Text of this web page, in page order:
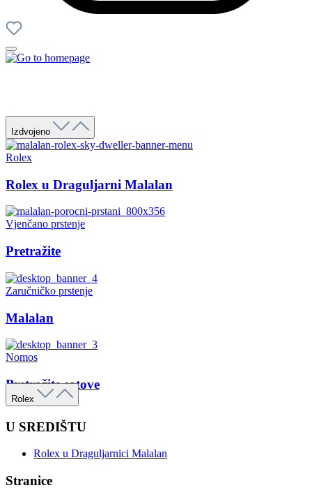
Izdvojeno
Rolex
Rolex u Draguljarni Malalan
Vjenčano prstenje
Pretražite
Zaručničko prstenje
Malalan
Nomos
Pretražite satove
Rolex
U SREDIŠTU
Rolex u Draguljarnici Malalan
Stranice